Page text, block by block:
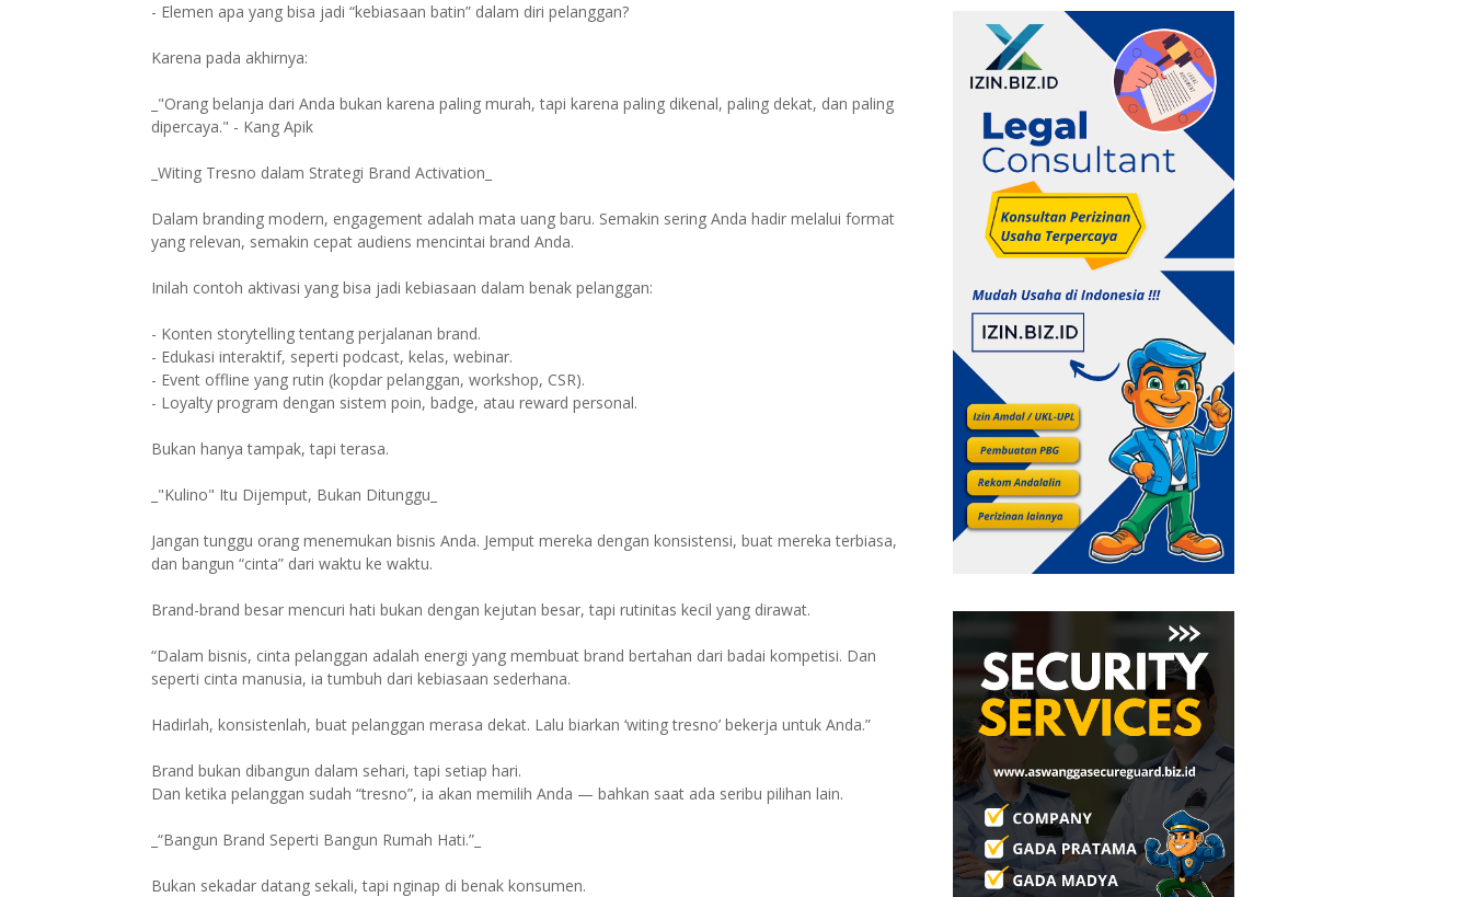
- Elemen apa yang bisa jadi “kebiasaan batin” dalam diri pelanggan?
Karena pada akhirnya:
_"Orang belanja dari Anda bukan karena paling murah, tapi karena paling dikenal, paling dekat, dan paling
dipercaya." - Kang Apik
_Witing Tresno dalam Strategi Brand Activation_
Dalam branding modern, engagement adalah mata uang baru. Semakin sering Anda hadir melalui format
yang relevan, semakin cepat audiens mencintai brand Anda.
Inilah contoh aktivasi yang bisa jadi kebiasaan dalam benak pelanggan:
- Konten storytelling tentang perjalanan brand.
- Edukasi interaktif, seperti podcast, kelas, webinar.
- Event offline yang rutin (kopdar pelanggan, workshop, CSR).
- Loyalty program dengan sistem poin, badge, atau reward personal.
Bukan hanya tampak, tapi terasa.
_"Kulino" Itu Dijemput, Bukan Ditunggu_
Jangan tunggu orang menemukan bisnis Anda. Jemput mereka dengan konsistensi, buat mereka terbiasa,
dan bangun “cinta” dari waktu ke waktu.
Brand-brand besar mencuri hati bukan dengan kejutan besar, tapi rutinitas kecil yang dirawat.
“Dalam bisnis, cinta pelanggan adalah energi yang membuat brand bertahan dari badai kompetisi. Dan
seperti cinta manusia, ia tumbuh dari kebiasaan sederhana.
Hadirlah, konsistenlah, buat pelanggan merasa dekat. Lalu biarkan ‘witing tresno’ bekerja untuk Anda.”
Brand bukan dibangun dalam sehari, tapi setiap hari.
Dan ketika pelanggan sudah “tresno”, ia akan memilih Anda — bahkan saat ada seribu pilihan lain.
_“Bangun Brand Seperti Bangun Rumah Hati.”_
Bukan sekadar datang sekali, tapi nginap di benak konsumen.